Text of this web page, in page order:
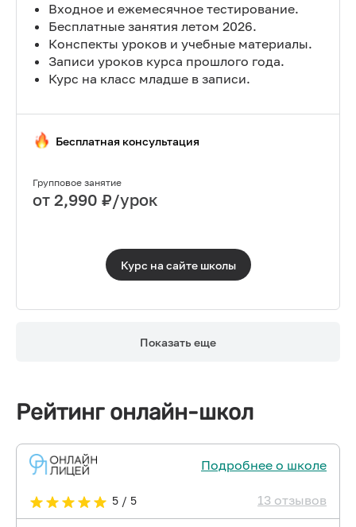
Входное и ежемесячное тестирование.
Бесплатные занятия летом 2026.
Конспекты уроков и учебные материалы.
Записи уроков курса прошлого года.
Курс на класс младше в записи.
Бесплатная консультация
Групповое занятие
от 2,990 ₽/урок
Курс на сайте школы
Показать еще
Рейтинг онлайн-школ
Подробнее о школе
5 / 5 13 отзывов